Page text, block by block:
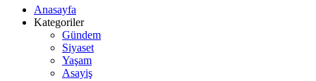
Anasayfa
Kategoriler
Gündem
Siyaset
Yaşam
Asayiş